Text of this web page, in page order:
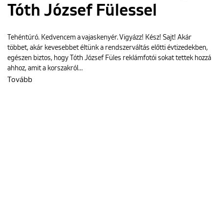
Tóth József Fülessel
Tehéntúró. Kedvencem a vajaskenyér. Vigyázz! Kész! Sajt! Akár
többet, akár kevesebbet éltünk a rendszerváltás előtti évtizedekben,
egészen biztos, hogy Tóth József Füles reklámfotói sokat tettek hozzá
ahhoz, amit a korszakról…
Tovább